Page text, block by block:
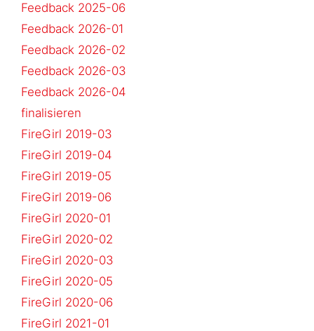
Feedback 2025-06
Feedback 2026-01
Feedback 2026-02
Feedback 2026-03
Feedback 2026-04
finalisieren
FireGirl 2019-03
FireGirl 2019-04
FireGirl 2019-05
FireGirl 2019-06
FireGirl 2020-01
FireGirl 2020-02
FireGirl 2020-03
FireGirl 2020-05
FireGirl 2020-06
FireGirl 2021-01